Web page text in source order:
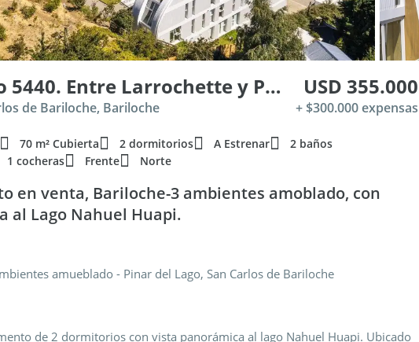
AV. Bustillo 5440. Entre Larrochette y Pehuén USD 355.000
de Bariloche, Bariloche + $300.000 expensas
70 m² Cubierta 2 dormitorios A Estrenar
2 baños
1 cocheras Frente Norte
en venta, Bariloche-3 ambientes amoblado, con
al Lago Nahuel Huapi.
amueblado - Pinar del Lago, San Carlos de Bariloche
de 2 dormitorios con vista panorámica al lago Nahuel Huapi. Ubicado